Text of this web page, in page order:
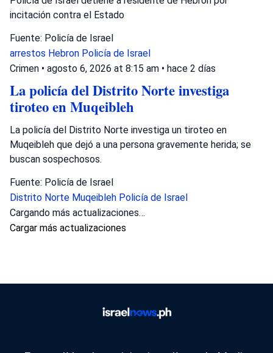
incitación contra el Estado
Fuente: Policía de Israel
arrestos Hebron Policía de Israel
Crimen • agosto 6, 2026 at 8:15 am • hace 2 días
La policía del Distrito Norte investiga
tiroteo en Muqeibleh
La policía del Distrito Norte investiga un tiroteo en
Muqeibleh que dejó a una persona gravemente herida; se
buscan sospechosos.
Fuente: Policía de Israel
Distrito Norte Muqeibleh Policía de Israel
Cargando más actualizaciones…
Cargar más actualizaciones